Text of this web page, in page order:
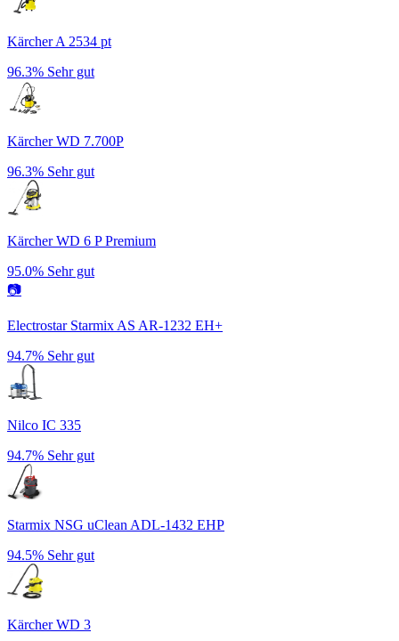
Kärcher A 2534 pt
96.3% Sehr gut
Kärcher WD 7.700P
96.3% Sehr gut
Kärcher WD 6 P Premium
95.0% Sehr gut
📷
Electrostar Starmix AS AR-1232 EH+
94.7% Sehr gut
Nilco IC 335
94.7% Sehr gut
Starmix NSG uClean ADL-1432 EHP
94.5% Sehr gut
Kärcher WD 3